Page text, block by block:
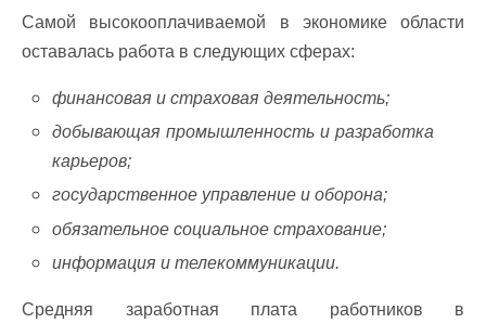
Самой высокооплачиваемой в экономике области
оставалась работа в следующих сферах:
финансовая и страховая деятельность;
добывающая промышленность и разработка
карьеров;
государственное управление и оборона;
обязательное социальное страхование;
информация и телекоммуникации.
Средняя заработная плата работников в